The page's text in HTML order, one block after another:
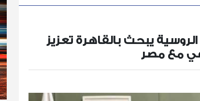
يبحث بالقاهرة تعزيز
مع مصر